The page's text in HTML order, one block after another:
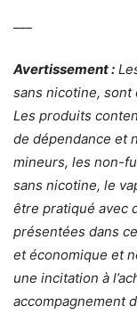
Avertissement :
sans nicotine, sont
Les produits
de dépendance et
mineurs, les non-
sans nicotine, le
être pratiqué avec
présentées dans
et économique et
une incitation à
accompagnement